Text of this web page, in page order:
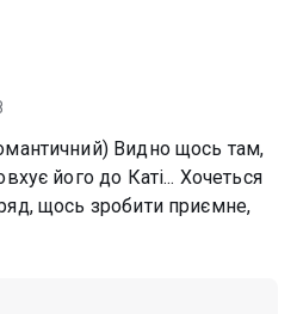
Видно щось там,
його до Каті... Хочеться
щось зробити приємне,